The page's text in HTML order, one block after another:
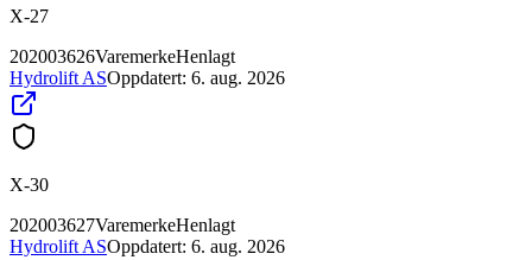
X-27
202003626VaremerkeHenlagt
Hydrolift ASOppdatert: 6. aug. 2026
X-30
202003627VaremerkeHenlagt
Hydrolift ASOppdatert: 6. aug. 2026